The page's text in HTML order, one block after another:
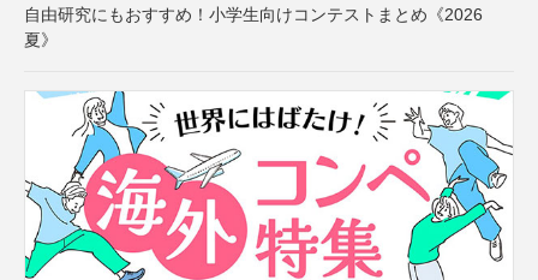
自由研究にもおすすめ！小学生向けコンテストまとめ《2026
夏》